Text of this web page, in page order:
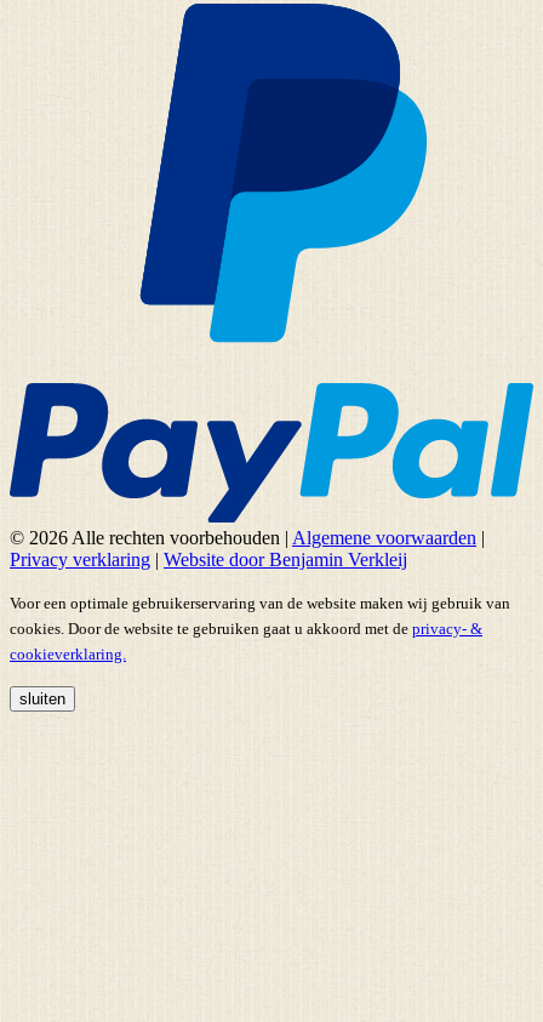
© 2026 Alle rechten voorbehouden | Algemene voorwaarden |
Privacy verklaring | Website door Benjamin Verkleij
Voor een optimale gebruikerservaring van de website maken wij gebruik van
cookies. Door de website te gebruiken gaat u akkoord met de privacy- &
cookieverklaring.
sluiten